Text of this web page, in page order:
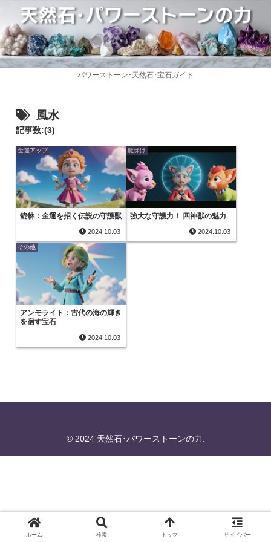
パワーストーン･天然石･宝石ガイド
風水
記事数:(3)
金運アップ
貔貅：金運を招く伝説の守護獣
2024.10.03
魔除け
強大な守護力！ 四神獣の魅力
2024.10.03
その他
アンモライト：古代の海の輝き
を宿す宝石
2024.10.03
© 2024 天然石･パワーストーンの力.
ホーム 検索 トップ サイドバー